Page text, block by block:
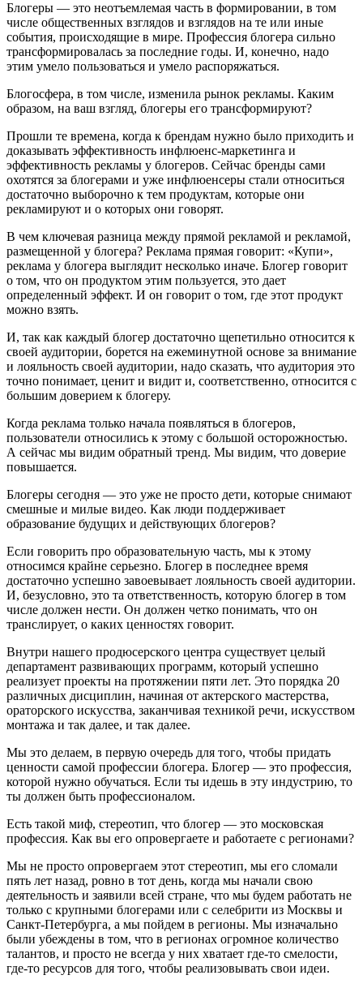
Блогеры — это неотъемлемая часть в формировании, в том
числе общественных взглядов и взглядов на те или иные
события, происходящие в мире. Профессия блогера сильно
трансформировалась за последние годы. И, конечно, надо
этим умело пользоваться и умело распоряжаться.
Блогосфера, в том числе, изменила рынок рекламы. Каким
образом, на ваш взгляд, блогеры его трансформируют?
Прошли те времена, когда к брендам нужно было приходить и
доказывать эффективность инфлюенс-маркетинга и
эффективность рекламы у блогеров. Сейчас бренды сами
охотятся за блогерами и уже инфлюенсеры стали относиться
достаточно выборочно к тем продуктам, которые они
рекламируют и о которых они говорят.
В чем ключевая разница между прямой рекламой и рекламой,
размещенной у блогера? Реклама прямая говорит: «Купи»,
реклама у блогера выглядит несколько иначе. Блогер говорит
о том, что он продуктом этим пользуется, это дает
определенный эффект. И он говорит о том, где этот продукт
можно взять.
И, так как каждый блогер достаточно щепетильно относится к
своей аудитории, борется на ежеминутной основе за внимание
и лояльность своей аудитории, надо сказать, что аудитория это
точно понимает, ценит и видит и, соответственно, относится с
большим доверием к блогеру.
Когда реклама только начала появляться в блогеров,
пользователи относились к этому с большой осторожностью.
А сейчас мы видим обратный тренд. Мы видим, что доверие
повышается.
Блогеры сегодня — это уже не просто дети, которые снимают
смешные и милые видео. Как люди поддерживает
образование будущих и действующих блогеров?
Если говорить про образовательную часть, мы к этому
относимся крайне серьезно. Блогер в последнее время
достаточно успешно завоевывает лояльность своей аудитории.
И, безусловно, это та ответственность, которую блогер в том
числе должен нести. Он должен четко понимать, что он
транслирует, о каких ценностях говорит.
Внутри нашего продюсерского центра существует целый
департамент развивающих программ, который успешно
реализует проекты на протяжении пяти лет. Это порядка 20
различных дисциплин, начиная от актерского мастерства,
ораторского искусства, заканчивая техникой речи, искусством
монтажа и так далее, и так далее.
Мы это делаем, в первую очередь для того, чтобы придать
ценности самой профессии блогера. Блогер — это профессия,
которой нужно обучаться. Если ты идешь в эту индустрию, то
ты должен быть профессионалом.
Есть такой миф, стереотип, что блогер — это московская
профессия. Как вы его опровергаете и работаете с регионами?
Мы не просто опровергаем этот стереотип, мы его сломали
пять лет назад, ровно в тот день, когда мы начали свою
деятельность и заявили всей стране, что мы будем работать не
только с крупными блогерами или с селебрити из Москвы и
Санкт-Петербурга, а мы пойдем в регионы. Мы изначально
были убеждены в том, что в регионах огромное количество
талантов, и просто не всегда у них хватает где-то смелости,
где-то ресурсов для того, чтобы реализовывать свои идеи.